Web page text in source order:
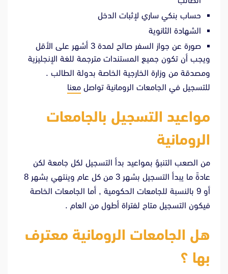
حساب بنكي ساري لإثبات الدخل
الشهادة الثانوية
صورة عن جواز السفر صالح لمدة 3 أشهر على الأقل
ويجب أن تكون جميع المستندات مترجمة للغة الإنجليزية
ومصدقة من وزارة الخارجية الخاصة بدولة الطالب .
للتسجيل في الجامعات الرومانية تواصل معنا
مواعيد التسجيل بالجامعات
الرومانية
من الصعب التنبؤ بمواعيد بدأ التسجيل لكل جامعة لكن
عادةً ما يبدأ التسجيل بشهر 3 من كل عام وينتهي بشهر 8
أو 9 بالنسبة للجامعات الحكومية , أما الجامعات الخاصة
فيكون التسجيل متاح لفتراة أطول من العام .
هل الجامعات الرومانية معترف
بها ؟